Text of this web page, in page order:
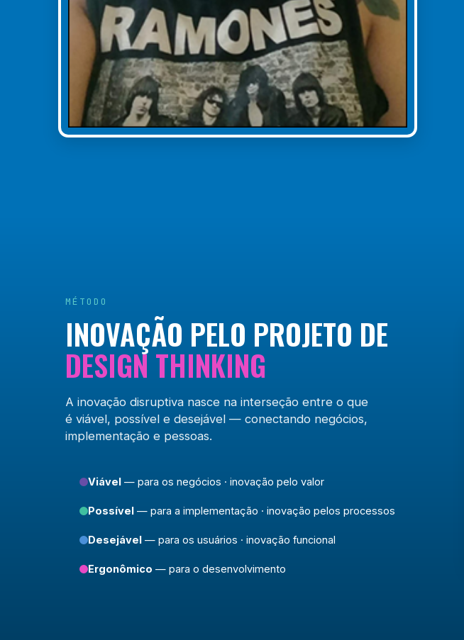
MÉTODO
INOVAÇÃO PELO PROJETO DE
DESIGN THINKING
A inovação disruptiva nasce na interseção entre o que
é viável, possível e desejável — conectando negócios,
implementação e pessoas.
Viável — para os negócios · inovação pelo valor
Possível — para a implementação · inovação pelos processos
Desejável — para os usuários · inovação funcional
Ergonômico — para o desenvolvimento